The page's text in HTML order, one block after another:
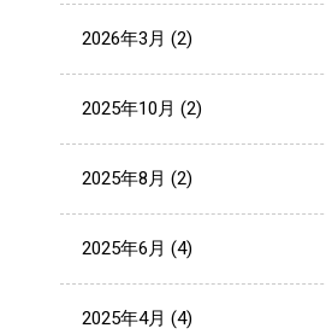
2026年3月 (2)
2025年10月 (2)
2025年8月 (2)
2025年6月 (4)
2025年4月 (4)